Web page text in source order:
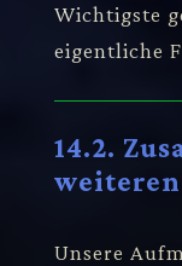
Wichtigste
eigentliche
14.2.
Unsere